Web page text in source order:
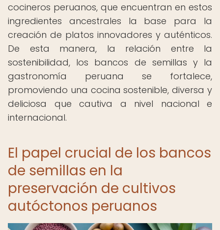
cocineros peruanos, que encuentran en estos
ingredientes ancestrales la base para la
creación de platos innovadores y auténticos.
De esta manera, la relación entre la
sostenibilidad, los bancos de semillas y la
gastronomía peruana se fortalece,
promoviendo una cocina sostenible, diversa y
deliciosa que cautiva a nivel nacional e
internacional.
El papel crucial de los bancos
de semillas en la
preservación de cultivos
autóctonos peruanos